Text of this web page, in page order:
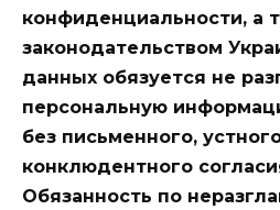
конфиденциальности, а
законодательством
данных обязуется не
персональную
без письменного,
конклюдентного
Обязанность по